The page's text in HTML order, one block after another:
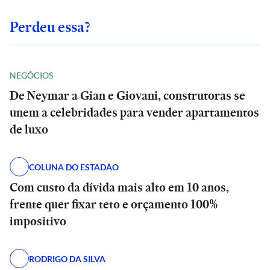
Perdeu essa?
NEGÓCIOS
De Neymar a Gian e Giovani, construtoras se
unem a celebridades para vender apartamentos
de luxo
COLUNA DO ESTADÃO
Com custo da dívida mais alto em 10 anos,
frente quer fixar teto e orçamento 100%
impositivo
RODRIGO DA SILVA